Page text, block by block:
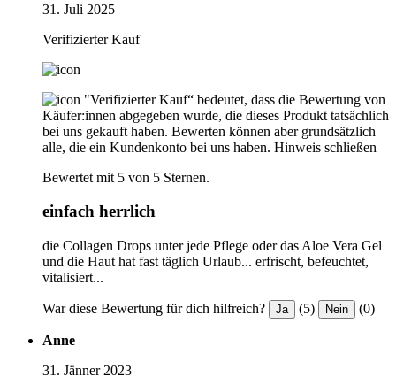
31. Juli 2025
Verifizierter Kauf
"Verifizierter Kauf“ bedeutet, dass die Bewertung von
Käufer:innen abgegeben wurde, die dieses Produkt tatsächlich
bei uns gekauft haben. Bewerten können aber grundsätzlich
alle, die ein Kundenkonto bei uns haben. Hinweis schließen
Bewertet mit 5 von 5 Sternen.
einfach herrlich
die Collagen Drops unter jede Pflege oder das Aloe Vera Gel
und die Haut hat fast täglich Urlaub... erfrischt, befeuchtet,
vitalisiert...
War diese Bewertung für dich hilfreich? Ja (5) Nein (0)
Anne
31. Jänner 2023